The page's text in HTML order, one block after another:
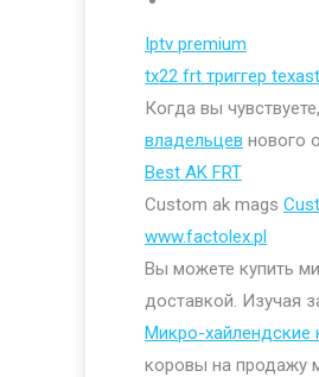
Iptv premium
tx22 frt триггер
Когда вы
владельцев нового
Best AK FRT
Custom ak mags
www.factolex.pl
Вы можете купить
доставкой. Изучая
Микро-
коровы на продажу